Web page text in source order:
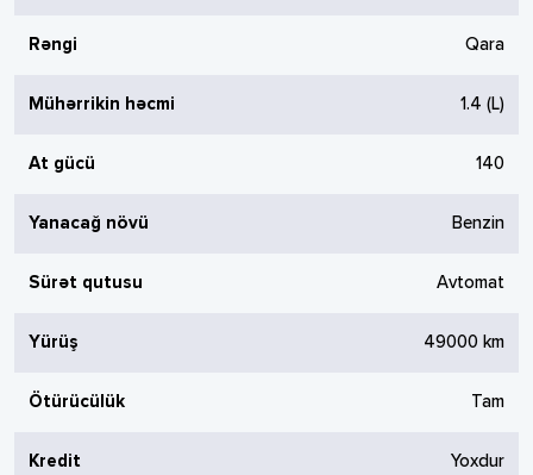
Rəngi Qara
Mühərrikin həcmi 1.4 (L)
At gücü 140
Yanacağ növü Benzin
Sürət qutusu Avtomat
Yürüş 49000 km
Ötürücülük Tam
Kredit Yoxdur